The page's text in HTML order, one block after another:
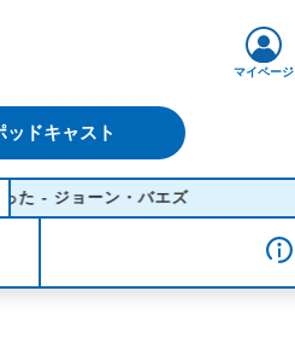
ッドキャスト
マイページ
バエズ